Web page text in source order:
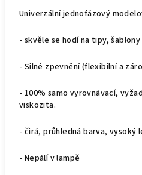
Univerzální jednofázový
- skvěle se hodí na tipy,
- Silné zpevnění (flexibilní a
- 100% samo vyrovnávací,
viskozita.
- čirá, průhledná barva, vysoký
- Nepálí v lampě